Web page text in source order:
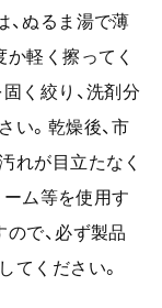
、ぬるま湯で薄
軽く擦ってく
く絞り、洗剤分
い。乾燥後、市
れが目立たなく
ム等を使用す
で、必ず製品
てください。